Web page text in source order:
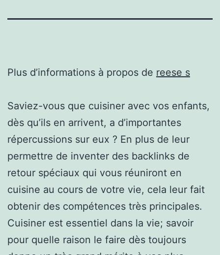
Plus d’informations à propos de reese s
Saviez-vous que cuisiner avec vos enfants,
dès qu’ils en arrivent, a d’importantes
répercussions sur eux ? En plus de leur
permettre de inventer des backlinks de
retour spéciaux qui vous réuniront en
cuisine au cours de votre vie, cela leur fait
obtenir des compétences très principales.
Cuisiner est essentiel dans la vie; savoir
pour quelle raison le faire dès toujours